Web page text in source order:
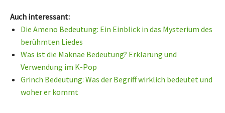
Auch interessant:
Die Ameno Bedeutung: Ein Einblick in das Mysterium des
berühmten Liedes
Was ist die Maknae Bedeutung? Erklärung und
Verwendung im K-Pop
Grinch Bedeutung: Was der Begriff wirklich bedeutet und
woher er kommt